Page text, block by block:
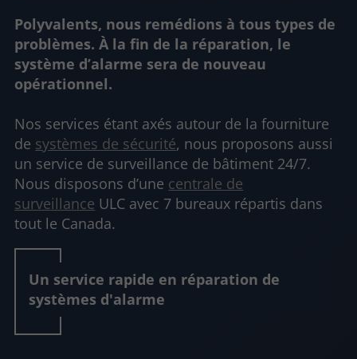
Polyvalents, nous remédions à tous types de
problèmes. À la fin de la réparation, le
système d’alarme sera de nouveau
opérationnel.
Nos services étant axés autour de la fourniture
de systèmes de sécurité, nous proposons aussi
un service de surveillance de bâtiment 24/7.
Nous disposons d’une centrale de
surveillance ULC avec 7 bureaux répartis dans
tout le Canada.
Un service rapide en réparation de
systèmes d'alarme